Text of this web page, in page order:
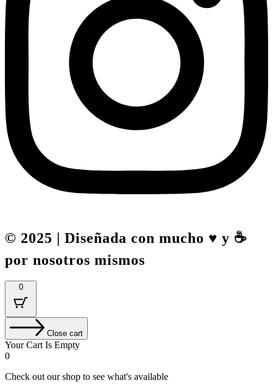
© 2025 | Diseñada con mucho ♥️ y ☕
por nosotros mismos
0
Close cart
Your Cart Is Empty
0
Check out our shop to see what's available